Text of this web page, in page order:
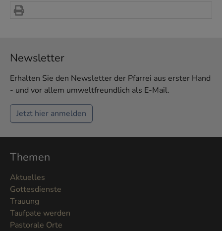
Newsletter
Erhalten Sie den Newsletter der Pfarrei aus erster Hand
- und vor allem umweltfreundlich als E-Mail.
Jetzt hier anmelden
Themen
Aktuelles
Gottesdienste
Trauung
Taufpate werden
Pastorale Orte